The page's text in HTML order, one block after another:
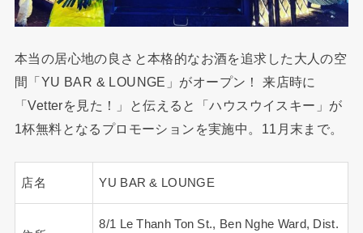
本当の居心地の良さと本格的なお酒を追求した大人の空
間「YU BAR & LOUNGE」がオープン！ 来店時に
「Vetterを見た！」と伝えると「ハウスウイスキー」が
1杯無料となるプロモーションを実施中。11月末まで。
店名 YU BAR & LOUNGE
8/1 Le Thanh Ton St., Ben Nghe Ward, Dist.